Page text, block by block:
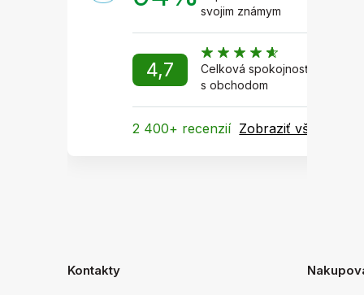
svojim známym
4,7
Celková spokojnosť
s obchodom
2 400+ recenzií Zobraziť všetky
Kontakty